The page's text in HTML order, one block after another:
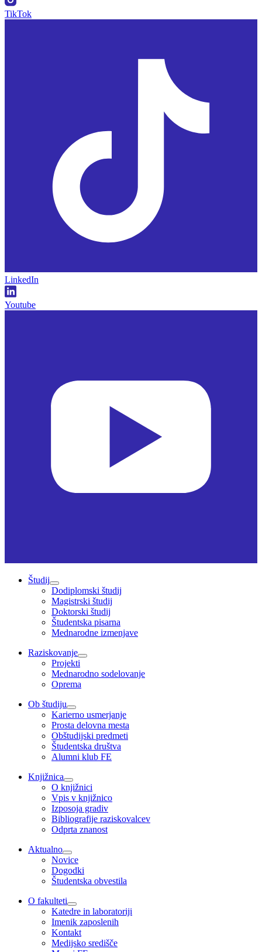
TikTok
LinkedIn
Youtube
Študij
Dodiplomski študij
Magistrski študij
Doktorski študij
Študentska pisarna
Mednarodne izmenjave
Raziskovanje
Projekti
Mednarodno sodelovanje
Oprema
Ob študiju
Karierno usmerjanje
Prosta delovna mesta
Obštudijski predmeti
Študentska društva
Alumni klub FE
Knjižnica
O knjižnici
Vpis v knjižnico
Izposoja gradiv
Bibliografije raziskovalcev
Odprta znanost
Aktualno
Novice
Dogodki
Študentska obvestila
O fakulteti
Katedre in laboratoriji
Imenik zaposlenih
Kontakt
Medijsko središče